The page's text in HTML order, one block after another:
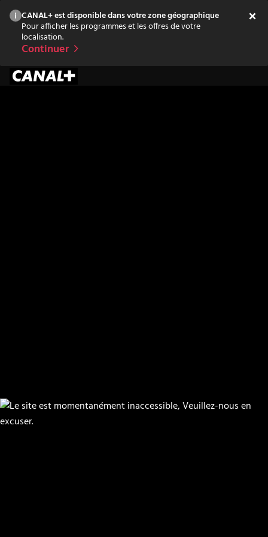
CANAL+ est disponible dans votre zone géographique
Pour afficher les programmes et les offres de votre
localisation.
Continuer